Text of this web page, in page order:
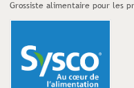
Grossiste alimentaire pour les